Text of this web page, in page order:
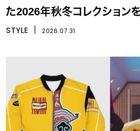
た2026年秋冬コレクション
STYLE 2026.07.31